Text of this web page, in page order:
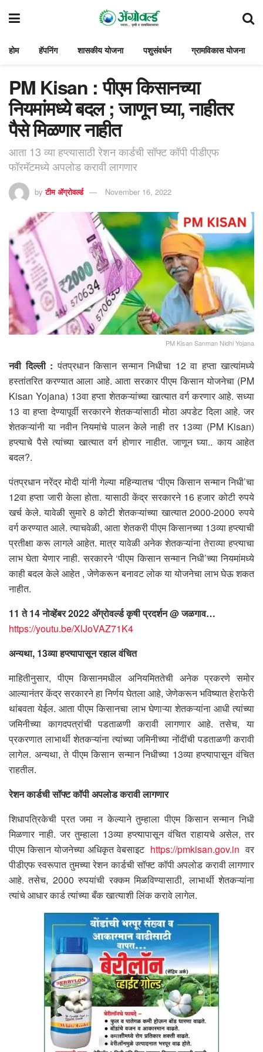
होम हॅपनिंग शासकीय योजना पशुसंवर्धन ग्रामविकास योजना
PM Kisan : पीएम किसानच्या
नियमांमध्ये बदल ; जाणून घ्या, नाहीतर
पैसे मिळणार नाहीत
आता 13 व्या हप्त्यासाठी रेशन कार्डची सॉफ्ट कॉपी पीडीएफ
फॉरमॅटमध्ये अपलोड करावी लागणार
by टीम ॲग्रोवर्ल्ड November 16, 2022
PM Kisan Sanman Nidhi Yojana
नवी दिल्ली : पंतप्रधान किसान सन्मान निधीचा 12 वा हप्ता खात्यांमध्ये
हस्तांतरित करण्यात आला आहे. आता सरकार पीएम किसान योजनेचा (PM
Kisan Yojana) 13वा हप्ता शेतकऱ्यांच्या खात्यात वर्ग करणार आहे. सध्या
13 वा हप्ता देण्यापूर्वी सरकारने शेतकऱ्यांसाठी मोठा अपडेट दिला आहे. जर
शेतकऱ्यांनी या नवीन नियमांचे पालन केले नाही तर 13व्या (PM Kisan)
हप्त्याचे पैसे त्यांच्या खात्यात वर्ग होणार नाहीत. जाणून घ्या.. काय आहेत
बदल?.
पंतप्रधान नरेंद्र मोदी यांनी गेल्या महिन्यातच ‘पीएम किसान सन्मान निधी’चा
12वा हप्ता जारी केला होता. यासाठी केंद्र सरकारने 16 हजार कोटी रुपये
खर्च केले. यावेळी सुमारे 8 कोटी शेतकऱ्यांच्या खात्यात 2000-2000 रुपये
वर्ग करण्यात आले. त्याचवेळी, आता शेतकरी पीएम किसानच्या 13व्या हप्त्याची
प्रतीक्षा करू लागले आहेत. मात्र यावेळी अनेक शेतकऱ्यांना तेराव्या हप्त्याचा
लाभ घेता येणार नाही. सरकारने ‘पीएम किसान सन्मान निधी’च्या नियमांमध्ये
काही बदल केले आहेत , जेणेकरून बनावट लोक या योजनेचा लाभ घेऊ शकत
नाहीत.
11 ते 14 नोव्हेंबर 2022 अ‍ॅग्रोवर्ल्ड कृषी प्रदर्शन @ जळगाव…
https://youtu.be/XlJoVAZ71K4
अन्यथा, 13व्या हप्त्यापासून रहाल वंचित
माहितीनुसार, पीएम किसानमधील अनियमिततेची अनेक प्रकरणे समोर
आल्यानंतर केंद्र सरकारने हा निर्णय घेतला आहे, जेणेकरून भविष्यात हेराफेरी
थांबवता येईल. आता पीएम किसानचा लाभ घेणाऱ्या शेतकऱ्यांना आधी त्यांच्या
जमिनीच्या कागदपत्रांची पडताळणी करावी लागणार आहे. तसेच, या
प्रकरणात लाभार्थी शेतकऱ्यांना त्यांच्या जमिनीच्या नोंदींची पडताळणी करावी
लागेल. अन्यथा, ते पीएम किसान सन्मान निधीच्या 13व्या हप्त्यापासून वंचित
राहतील.
रेशन कार्डची सॉफ्ट कॉपी अपलोड करावी लागणार
शिधापत्रिकेची प्रत जमा न केल्याने तुम्हाला पीएम किसान सन्मान निधी
मिळणार नाही. जर तुम्हाला 13व्या हप्त्यापासून वंचित राहायचे असेल, तर
पीएम किसान योजनेच्या अधिकृत वेबसाइट https://pmkisan.gov.in वर
पीडीएफ स्वरूपात तुमच्या रेशन कार्डची सॉफ्ट कॉपी अपलोड करावी लागणार
आहे. तसेच, 2000 रुपयांची रक्कम मिळविण्यासाठी, लाभार्थी शेतकऱ्यांना
त्यांचे आधार कार्ड त्यांच्या बँक खात्याशी लिंक करावे लागेल.